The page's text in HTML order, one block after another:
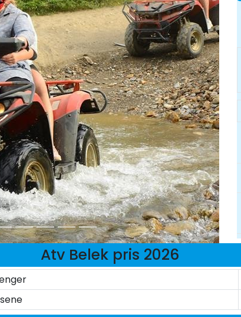
Atv Belek pris 2026